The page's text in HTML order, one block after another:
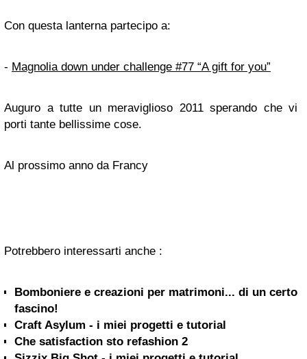
Con questa lanterna partecipo a:
- Magnolia down under challenge #77 “A gift for you”
Auguro a tutte un meraviglioso 2011 sperando che vi
porti tante bellissime cose.
Al prossimo anno da Francy
Potrebbero interessarti anche :
Bomboniere e creazioni per matrimoni... di un certo
fascino!
Craft Asylum - i miei progetti e tutorial
Che satisfaction sto refashion 2